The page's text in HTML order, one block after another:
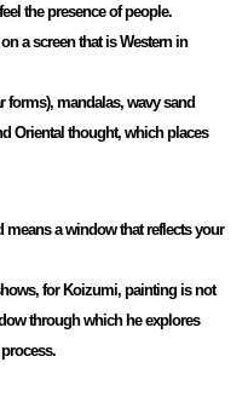
the presence of people.
a screen that is Western in
forms), mandalas, wavy sand
Oriental thought, which places
means a window that reflects your
for Koizumi, painting is not
through which he explores